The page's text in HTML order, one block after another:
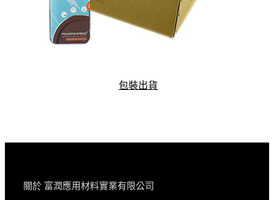
包裝出貨
關於 富潤應用材料實業有限公司